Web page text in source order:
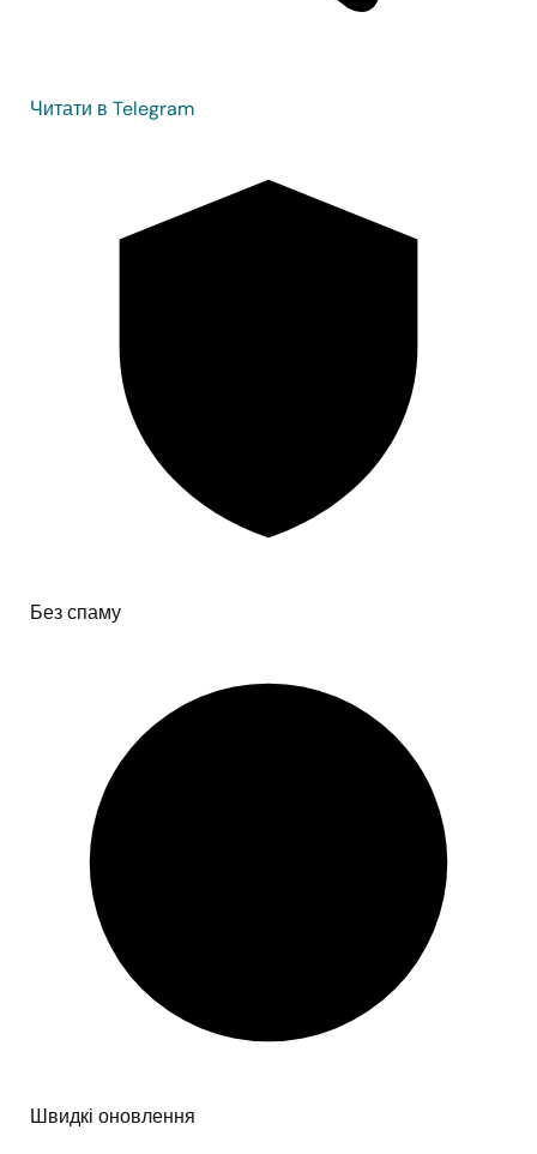
Читати в Telegram
Без спаму
Швидкі оновлення